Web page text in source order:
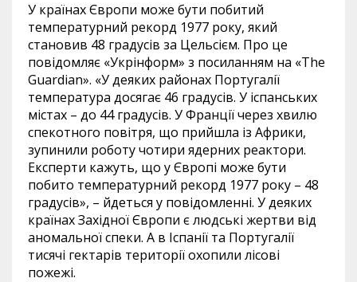
У країнах Європи може бути побитий
температурний рекорд 1977 року, який
становив 48 градусів за Цельсієм. Про це
повідомляє «Укрінформ» з посиланням на «The
Guardian». «У деяких районах Португалії
температура досягає 46 градусів. У іспанських
містах – до 44 градусів. У Франції через хвилю
спекотного повітря, що прийшла із Африки,
зупинили роботу чотири ядерних реактори.
Експерти кажуть, що у Європі може бути
побито температурний рекорд 1977 року – 48
градусів», – йдеться у повідомленні. У деяких
країнах Західної Європи є людські жертви від
аномальної спеки. А в Іспанії та Португалії
тисячі гектарів території охопили лісові
пожежі.